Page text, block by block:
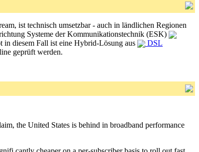
ist technisch umsetzbar - auch in ländlichen Regionen
Systeme der Kommunikationstechnik (ESK)
in diesem Fall ist eine Hybrid-Lösung aus
DSL
geprüft werden.
the United States is behind in broadband performance